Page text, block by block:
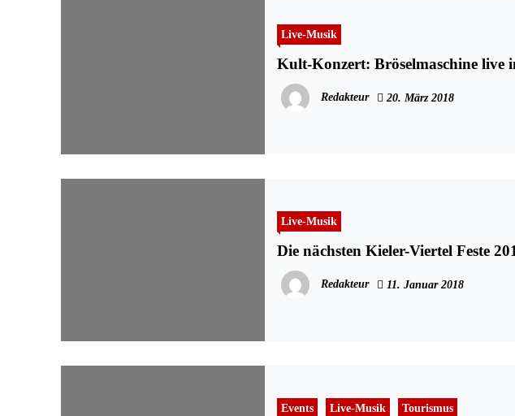
Live-Musik
Kult-Konzert: Bröselmaschine live
Redakteur 20. März 2018
Live-Musik
Die nächsten Kieler-Viertel Feste
Redakteur 11. Januar 2018
Events Live-Musik Tourismus